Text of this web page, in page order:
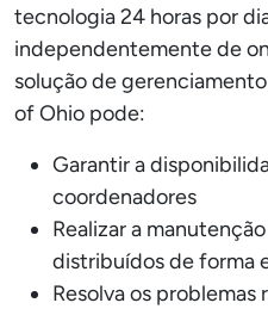
tecnologia 24 horas por
independentemente de
solução de
of Ohio pode:
Garantir a
coordenadores
Realizar a
distribuídos de forma
Resolva os problemas